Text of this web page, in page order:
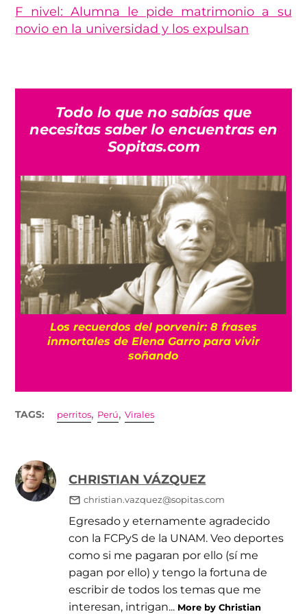
F nivel: Alumna le pide matrimonio a su
novio en la universidad y los expulsan
Todo lo que no sabías que
necesitas saber lo encuentras en
Sopitas.com
Los recuerdos del porvenir: 8 frases
inmortales de Elena Garro para vivir
soñando
TAGS: perritos, Perú,Virales
CHRISTIAN VÁZQUEZ
christian.vazquez@sopitas.com
Egresado y eternamente agradecido
con la FCPyS de la UNAM. Veo deportes
como si me pagaran por ello (sí me
pagan por ello) y tengo la fortuna de
escribir de todos los temas que me
interesan, intrigan... More by Christian